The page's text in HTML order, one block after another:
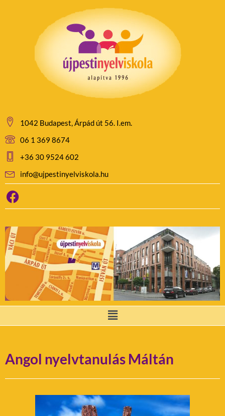
1042 Budapest, Árpád út 56. I.em.
06 1 369 8674
+36 30 9524 602
info@ujpestinyelviskola.hu
Angol nyelvtanulás Máltán